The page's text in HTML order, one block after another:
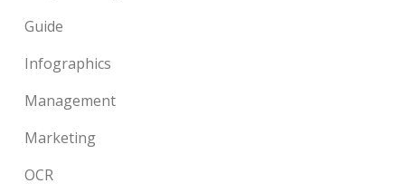
Guide
Infographics
Management
Marketing
OCR